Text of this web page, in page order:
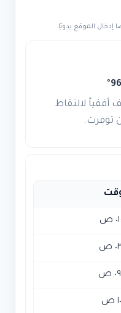
إدخال الموقع يدويًا.
°
أفقياً لالتقاط
توفرت.
ص
ص
ص